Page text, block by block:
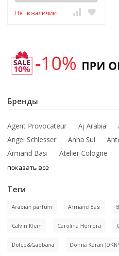
Нет в наличии
Бренды
Agent Provocateur Aj Arabia
Angel Schlesser
Anna Sui
Armand Basi
Atelier Cologne
показать все
Теги
Arabian parfum Armand Basi
Calvin Klein Carolina Herrera
Dolce&Gabbana Donna Karan